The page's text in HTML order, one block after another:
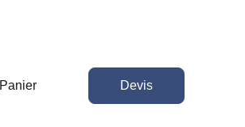
Panier Devis